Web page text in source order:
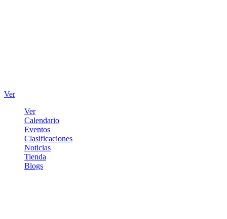
Ver
Ver
Calendario
Eventos
Clasificaciones
Noticias
Tienda
Blogs